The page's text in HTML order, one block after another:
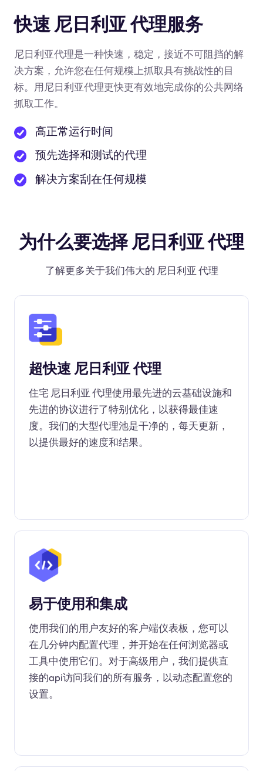
快速 尼日利亚 代理服务
尼日利亚代理是一种快速，稳定，接近不可阻挡的解
决方案，允许您在任何规模上抓取具有挑战性的目
标。用尼日利亚代理更快更有效地完成你的公共网络
抓取工作。
高正常运行时间
预先选择和测试的代理
解决方案刮在任何规模
为什么要选择 尼日利亚 代理
了解更多关于我们伟大的 尼日利亚 代理
超快速 尼日利亚 代理
住宅 尼日利亚 代理使用最先进的云基础设施和
先进的协议进行了特别优化，以获得最佳速
度。我们的大型代理池是干净的，每天更新，
以提供最好的速度和结果。
易于使用和集成
使用我们的用户友好的客户端仪表板，您可以
在几分钟内配置代理，并开始在任何浏览器或
工具中使用它们。对于高级用户，我们提供直
接的api访问我们的所有服务，以动态配置您的
设置。